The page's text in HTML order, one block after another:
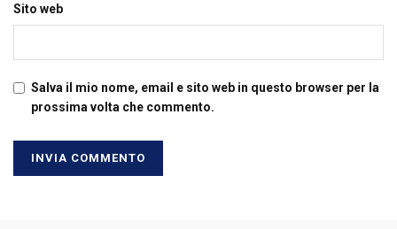
Sito web
Salva il mio nome, email e sito web in questo browser per la
prossima volta che commento.